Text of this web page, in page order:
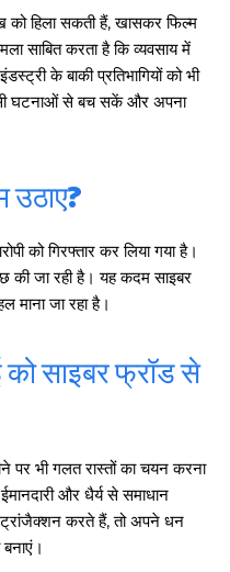
को हिला सकती हैं, खासकर फिल्म
साबित करता है कि व्यवसाय में
के बाकी प्रतिभागियों को भी
घटनाओं से बच सकें और अपना
उठाए?
को गिरफ्तार कर लिया गया है।
की जा रही है। यह कदम साइबर
माना जा रहा है।
को साइबर फ्रॉड से
पर भी गलत रास्तों का चयन करना
और धैर्य से समाधान
करते हैं, तो अपने धन